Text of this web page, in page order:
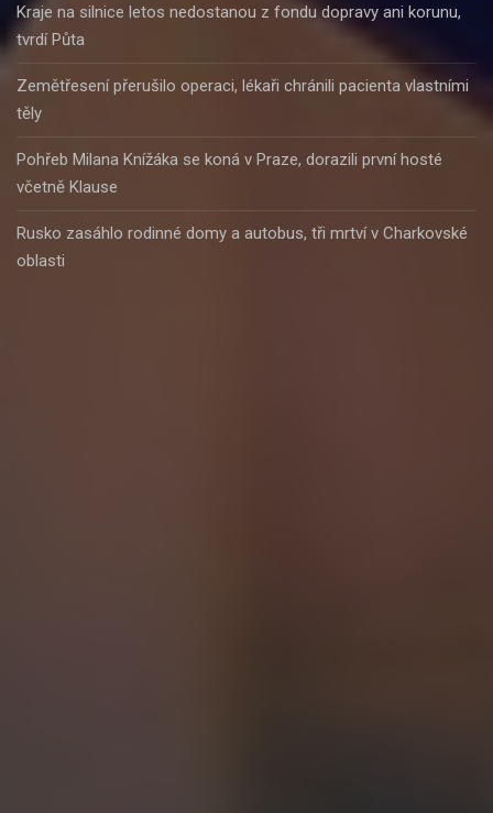
Kraje na silnice letos nedostanou z fondu dopravy ani korunu,
tvrdí Půta
Zemětřesení přerušilo operaci, lékaři chránili pacienta vlastními
těly
Pohřeb Milana Knížáka se koná v Praze, dorazili první hosté
včetně Klause
Rusko zasáhlo rodinné domy a autobus, tři mrtví v Charkovské
oblasti